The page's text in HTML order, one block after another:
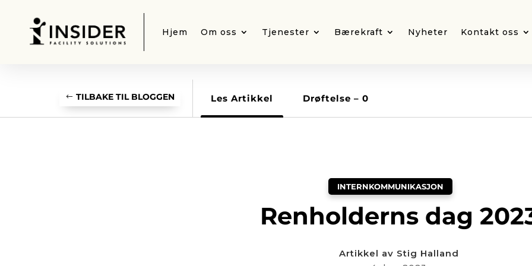
Hjem Om oss Tjenester Bærekraft Nyheter Kontakt oss
TILBAKE TIL BLOGGEN Les Artikkel Drøftelse – 0
INTERNKOMMUNIKASJON
Renholderns dag
Artikkel av Stig Halland